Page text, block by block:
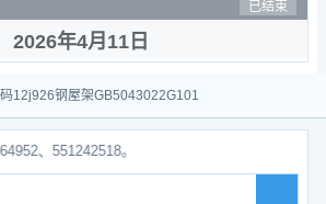
已结束
2026年4月11日
12j926钢屋架GB5043022G101
551242518。